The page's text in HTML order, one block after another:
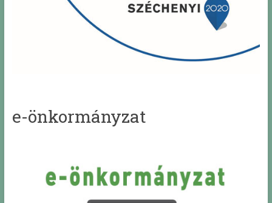
e-önkormányzat